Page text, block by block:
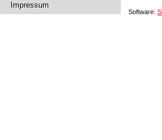
Impressum
Software: